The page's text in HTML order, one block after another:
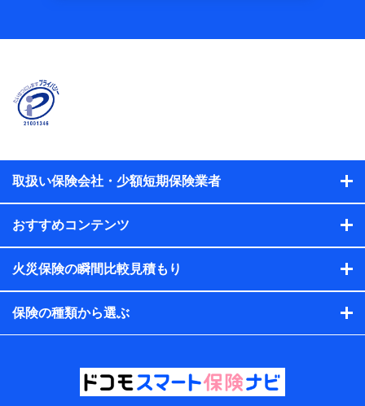
株式会社NTTドコモ
当社又は株式会社NTTドコモが提供する保険関連サービスに
おけるユーザ登録受付および管理のため
当社又は株式会社NTTドコモと取引のあるもしくは委託を受
れらに付帯、関連する当社、株式会社NTTドコモおよび提携
会社のサービスを案内、提供するため
析して、お客さまの趣味・嗜好・傾向に応じたサービス・商
各種セミナーの開催のため
コンサルティングサービスの実施のため
アンケートやキャンペーン等の実施のため
上記に係る案内・手続き・管理等付帯業務を行うため
当該個人データを取り扱う各共同利用者（詳細は次のと
取扱い保険会社・少額短期保険業者
おすすめコンテンツ
火災保険の瞬間比較見積もり
保険の種類から選ぶ